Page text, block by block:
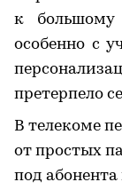
к большому
особенно с
претерпело
В телекоме
от простых
под